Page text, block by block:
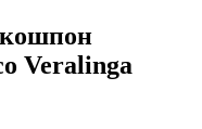
Veralinga